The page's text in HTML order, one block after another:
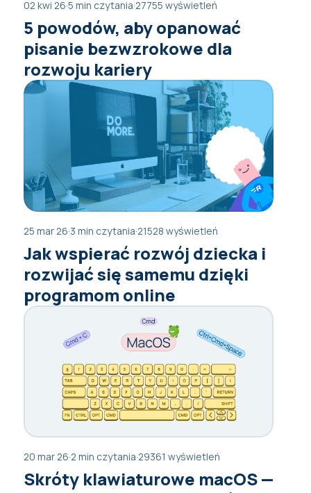
02 kwi 26·5 min czytania·27755 wyświetleń
5 powodów, aby opanować
pisanie bezwzrokowe dla
rozwoju kariery
25 mar 26·3 min czytania·21528 wyświetleń
Jak wspierać rozwój dziecka i
rozwijać się samemu dzięki
programom online
20 mar 26·2 min czytania·29361 wyświetleń
Skróty klawiaturowe macOS —